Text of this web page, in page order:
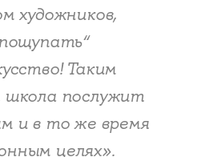
художников,
Таким
послужит
и в то же время
целях».